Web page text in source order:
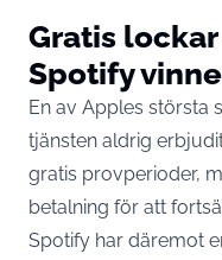
Gratis
Spotify
En av Apples största
tjänsten aldrig
gratis provperioder,
betalning för att
Spotify har däremot